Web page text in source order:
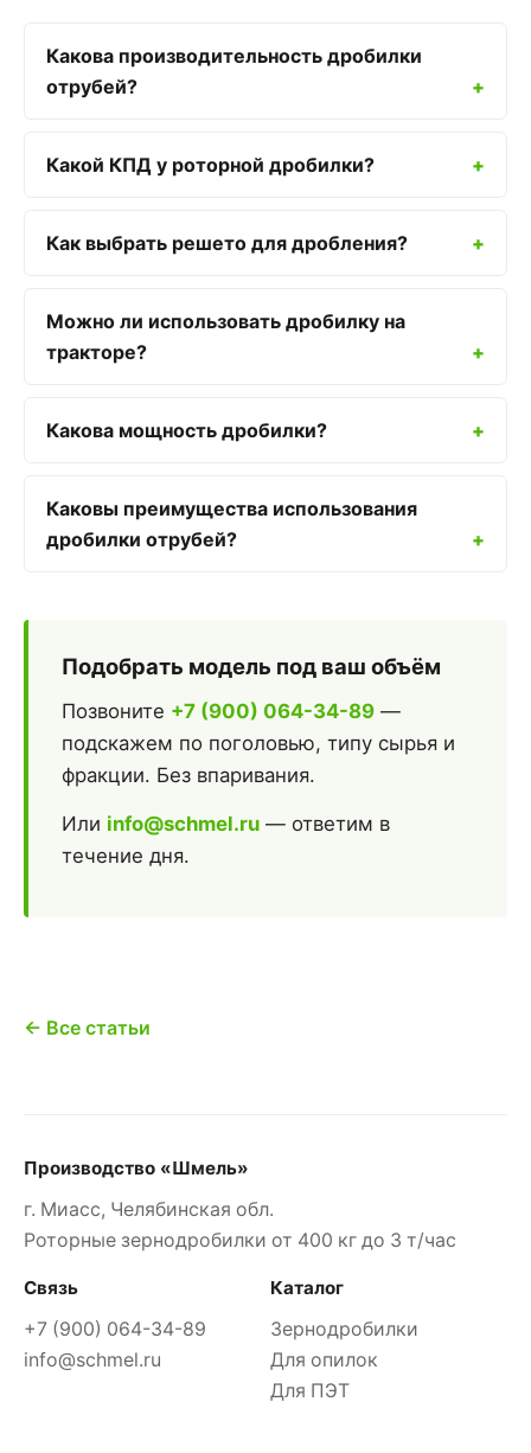
Какова производительность дробилки
отрубей?
Какой КПД у роторной дробилки?
Как выбрать решето для дробления?
Можно ли использовать дробилку на
тракторе?
Какова мощность дробилки?
Каковы преимущества использования
дробилки отрубей?
Подобрать модель под ваш объём
Позвоните +7 (900) 064-34-89 —
подскажем по поголовью, типу сырья и
фракции. Без впаривания.
Или info@schmel.ru — ответим в
течение дня.
← Все статьи
Производство «Шмель»
г. Миасс, Челябинская обл.
Роторные зернодробилки от 400 кг до 3 т/час
Связь
+7 (900) 064-34-89
info@schmel.ru
Каталог
Зернодробилки
Для опилок
Для ПЭТ